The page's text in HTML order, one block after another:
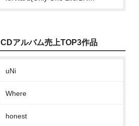
CDアルバム売上TOP3作品
uNi
Where
honest